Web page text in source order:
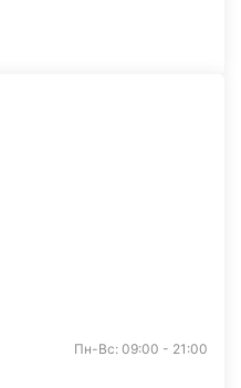
Пн-Вс: 09:00 - 21:00